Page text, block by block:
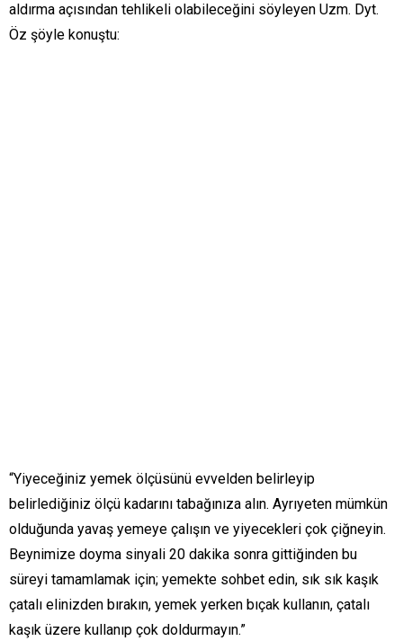
aldırma açısından tehlikeli olabileceğini söyleyen Uzm. Dyt.
Öz şöyle konuştu:
“Yiyeceğiniz yemek ölçüsünü evvelden belirleyip
belirlediğiniz ölçü kadarını tabağınıza alın. Ayrıyeten mümkün
olduğunda yavaş yemeye çalışın ve yiyecekleri çok çiğneyin.
Beynimize doyma sinyali 20 dakika sonra gittiğinden bu
süreyi tamamlamak için; yemekte sohbet edin, sık sık kaşık
çatalı elinizden bırakın, yemek yerken bıçak kullanın, çatalı
kaşık üzere kullanıp çok doldurmayın.”